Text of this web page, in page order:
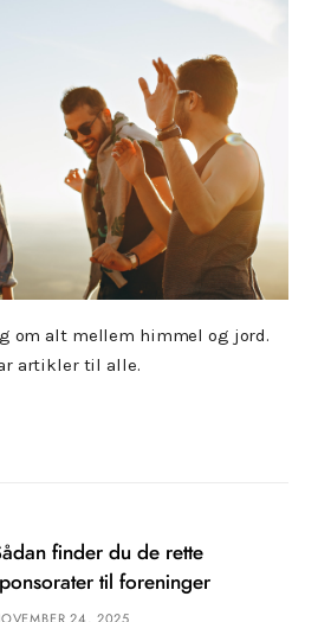
om alt mellem himmel og jord.
artikler til alle.
finder du de rette
til foreninger
24, 2025